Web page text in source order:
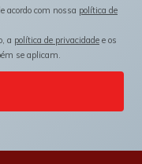
acordo com nossa política de
a política de privacidade e os
se aplicam.